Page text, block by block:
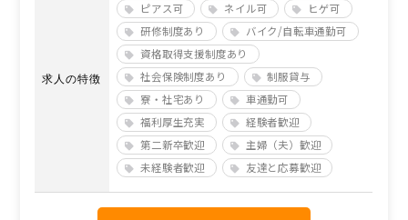
求人の特徴
ピアス可
ネイル可
ヒゲ可
研修制度あり
バイク/自転車通勤可
資格取得支援制度あり
社会保険制度あり
制服貸与
寮・社宅あり
車通勤可
福利厚生充実
経験者歓迎
第二新卒歓迎
主婦（夫）歓迎
未経験者歓迎
友達と応募歓迎